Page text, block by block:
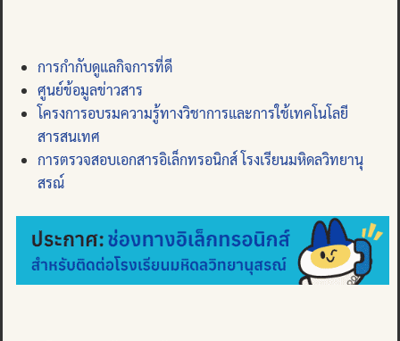
การกำกับดูแลกิจการที่ดี
ศูนย์ข้อมูลข่าวสาร
โครงการอบรมความรู้ทางวิชาการและการใช้เทคโนโลยี
สารสนเทศ
การตรวจสอบเอกสารอิเล็กทรอนิกส์ โรงเรียนมหิดลวิทยานุ
สรณ์